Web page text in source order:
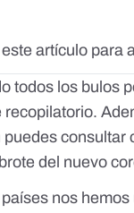
artículo para
todos los bulos
recopilatorio.
consultar
del nuevo
nos